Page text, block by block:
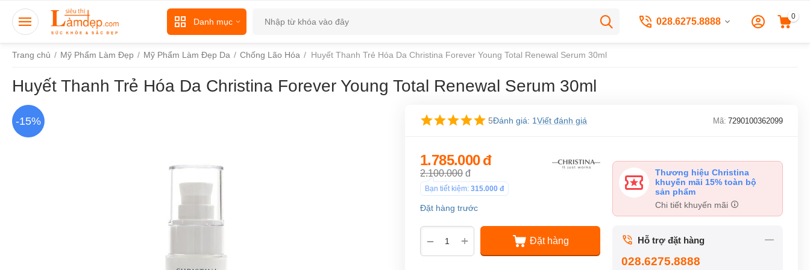
Danh mục 028.6275.8888 0
Trang chủ / Mỹ Phẩm Làm Đẹp / Mỹ Phẩm Làm Đẹp Da / Chống Lão Hóa / Huyết Thanh Trẻ Hóa Da Christina Forever Young Total Renewal Serum 30ml
Huyết Thanh Trẻ Hóa Da Christina Forever Young Total Renewal Serum 30ml
-15%
5Đánh giá: 1Viết đánh giá Mã: 7290100362099
1.785.000đ
2.100.000 đ
Bạn tiết kiệm: 315.000 đ
Đặt hàng trước
+
− Đặt hàng
Thương hiệu Christina
khuyến mãi 15% toàn bộ
sản phẩm
Chi tiết khuyến mãi
Hỗ trợ đặt hàng
028.6275.8888